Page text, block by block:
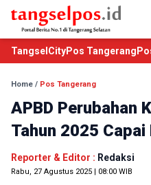
TangselCityPos Tangerang
Home / Pos Tangerang
APBD Perubahan
Tahun 2025
Reporter & Editor : Redaksi
Rabu, 27 Agustus 2025 | 08:00 WIB